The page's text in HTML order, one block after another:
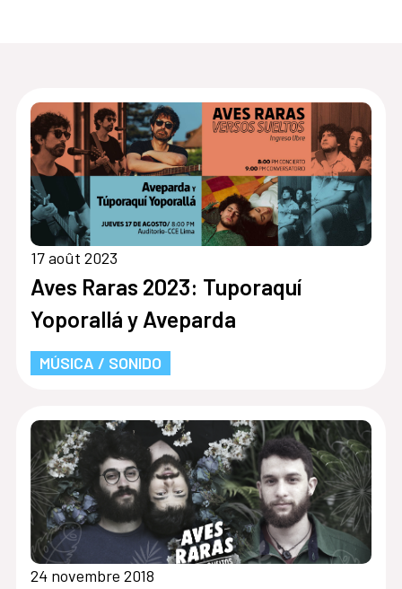
17 août 2023
Aves Raras 2023: Tuporaquí
Yoporallá y Aveparda
MÚSICA / SONIDO
24 novembre 2018